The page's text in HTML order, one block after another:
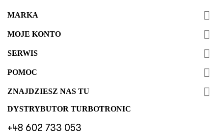
MARKA 
MOJE KONTO 
SERWIS 
POMOC 
ZNAJDZIESZ NAS TU 
DYSTRYBUTOR TURBOTRONIC
+48 602 733 053